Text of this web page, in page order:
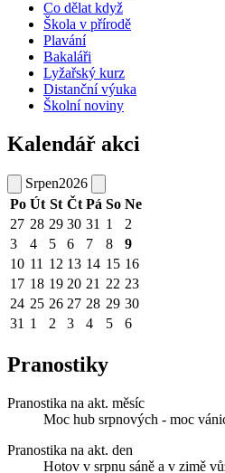
Co dělat když
Škola v přírodě
Plavání
Bakaláři
Lyžařský kurz
Distanční výuka
Školní noviny
Kalendář akci
Srpen2026
Po Út St Čt Pá So Ne
27 28 29 30 31 1
2
3
4 5 6 7 8
9
10 11 12 13 14 15 16
17 18 19 20 21 22 23
24 25 26 27 28 29 30
31 1 2 3 4 5 6
Pranostiky
Pranostika na akt. měsíc
Moc hub srpnových - moc
Pranostika na akt. den
Hotov v srpnu sáně a v zimě